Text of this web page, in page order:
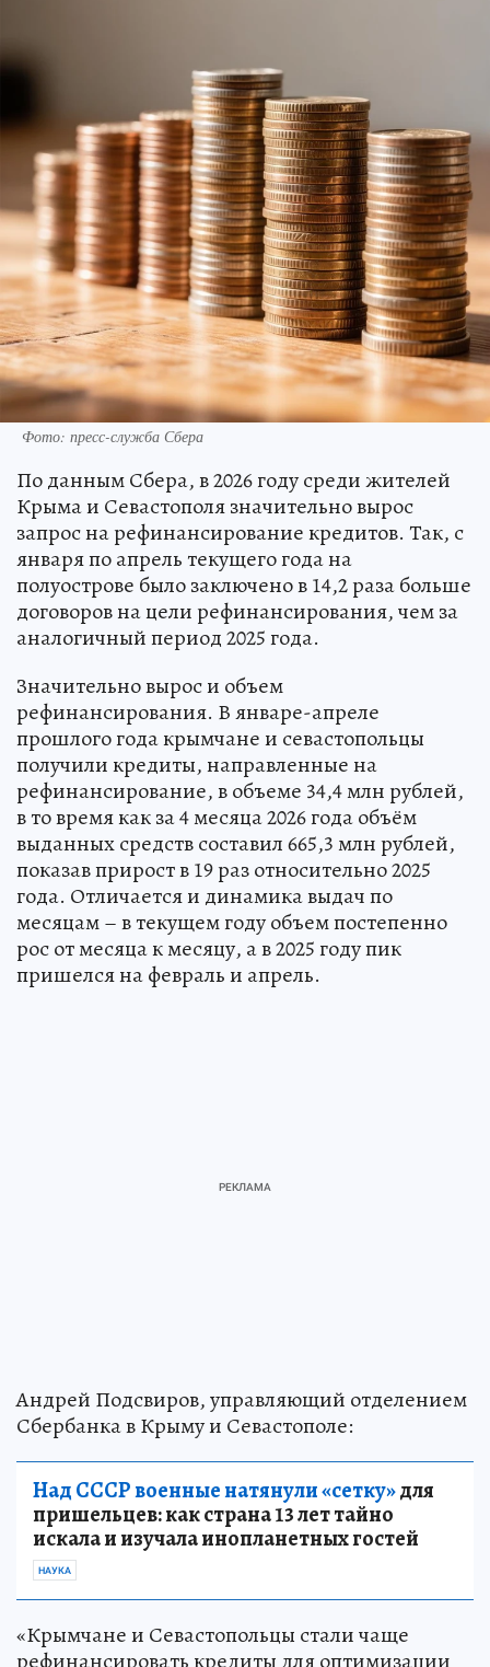
Фото: пресс-служба Сбера
По данным Сбера, в 2026 году среди жителей
Крыма и Севастополя значительно вырос
запрос на рефинансирование кредитов. Так, с
января по апрель текущего года на
полуострове было заключено в 14,2 раза больше
договоров на цели рефинансирования, чем за
аналогичный период 2025 года.
Значительно вырос и объем
рефинансирования. В январе-апреле
прошлого года крымчане и севастопольцы
получили кредиты, направленные на
рефинансирование, в объеме 34,4 млн рублей,
в то время как за 4 месяца 2026 года объём
выданных средств составил 665,3 млн рублей,
показав прирост в 19 раз относительно 2025
года. Отличается и динамика выдач по
месяцам – в текущем году объем постепенно
рос от месяца к месяцу, а в 2025 году пик
пришелся на февраль и апрель.
Андрей Подсвиров, управляющий отделением
Сбербанка в Крыму и Севастополе:
Над СССР военные натянули «сетку»для
пришельцев: как страна 13 лет тайно
искала и изучала инопланетных гостей
НАУКА
«Крымчане и Севастопольцы стали чаще
рефинансировать кредиты для оптимизации